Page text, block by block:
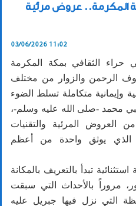
المكرمة.. عروض مرئية
03/06/2026 11:02
الثقافي بمكة المكرمة
الرحمن والزوار من مختلف
وإيمانية متكاملة تسلط الضوء
محمد -صلى الله عليه وسلم-،
المرئية والتقنيات
الذي يوثق واحدة من أعظم
تبدأ بالتعريف بالمكانة
مروراً بالأحداث التي سبقت
التي نزل فيها جبريل عليه